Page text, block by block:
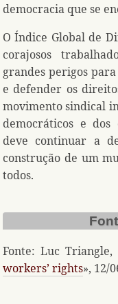
democracia que se
O Índice Global de
corajosos
grandes perigos
e defender os
movimento sindical
democráticos e
deve continuar a
construção de um
todos.
Fonte: Luc Triangle,
workers’ rights», 12/